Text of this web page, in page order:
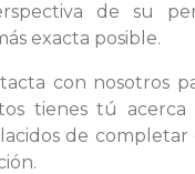
de su
exacta posible.
con nosotros
tienes tú acerca
de completar